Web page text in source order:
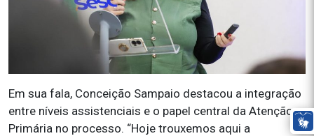
Em sua fala, Conceição Sampaio destacou a integração
entre níveis assistenciais e o papel central da Atenção
Primária no processo. “Hoje trouxemos aqui a